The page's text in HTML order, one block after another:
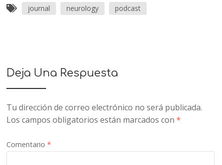
journal neurology podcast
Deja Una Respuesta
Tu dirección de correo electrónico no será publicada.
Los campos obligatorios están marcados con*
Comentario*